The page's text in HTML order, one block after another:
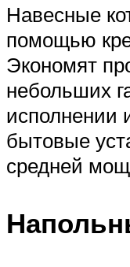
Навесные
помощью
Экономят
небольших
исполнении
бытовые
средней